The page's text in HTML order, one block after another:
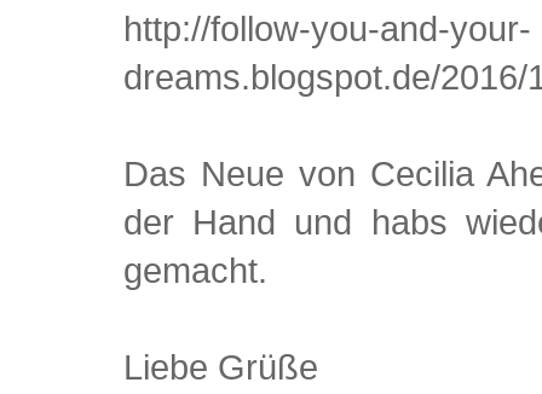
http://follow-you-and-your-
dreams.blogspot.de/
Das Neue von Cecilia
der Hand und habs
gemacht.
Liebe Grüße